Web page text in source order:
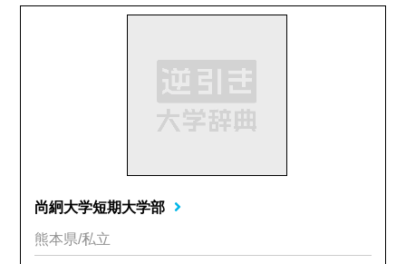
尚絅大学短期大学部
熊本県/私立